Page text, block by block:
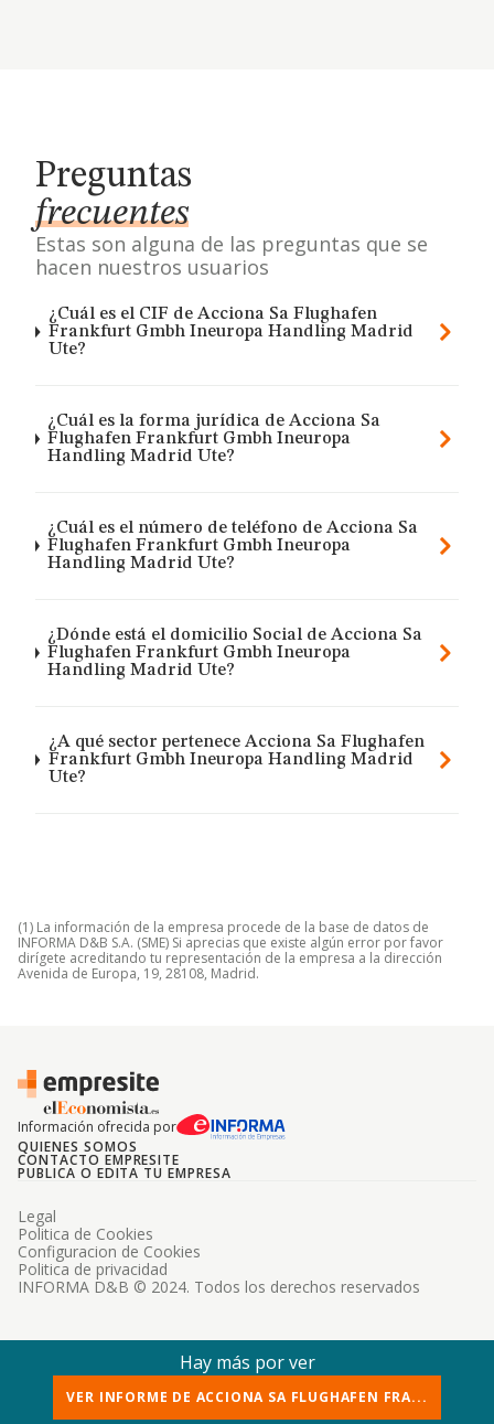
Preguntas
frecuentes
Estas son alguna de las preguntas que se
hacen nuestros usuarios
¿Cuál es el CIF de Acciona Sa Flughafen
Frankfurt Gmbh Ineuropa Handling Madrid
Ute?
¿Cuál es la forma jurídica de Acciona Sa
Flughafen Frankfurt Gmbh Ineuropa
Handling Madrid Ute?
¿Cuál es el número de teléfono de Acciona Sa
Flughafen Frankfurt Gmbh Ineuropa
Handling Madrid Ute?
¿Dónde está el domicilio Social de Acciona Sa
Flughafen Frankfurt Gmbh Ineuropa
Handling Madrid Ute?
¿A qué sector pertenece Acciona Sa Flughafen
Frankfurt Gmbh Ineuropa Handling Madrid
Ute?
(1) La información de la empresa procede de la base de datos de
INFORMA D&B S.A. (SME) Si aprecias que existe algún error por favor
dirígete acreditando tu representación de la empresa a la dirección
Avenida de Europa, 19, 28108, Madrid.
Información ofrecida por
QUIENES SOMOS
CONTACTO EMPRESITE
PUBLICA O EDITA TU EMPRESA
INFORMA D&B © 2024. Todos los derechos reservados
Legal
Politica de Cookies
Configuracion de Cookies
Politica de privacidad
Hay más por ver
VER INFORME DE ACCIONA SA FLUGHAFEN FRA...